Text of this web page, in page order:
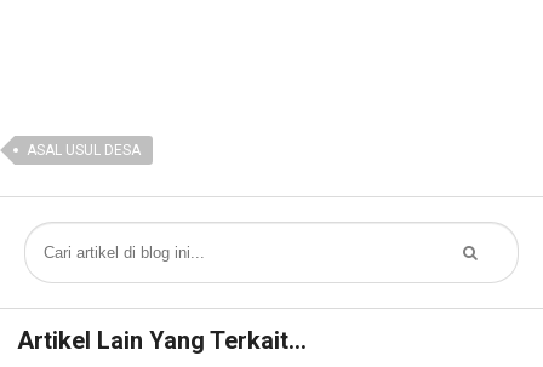
ASAL USUL DESA
Artikel Lain Yang Terkait...